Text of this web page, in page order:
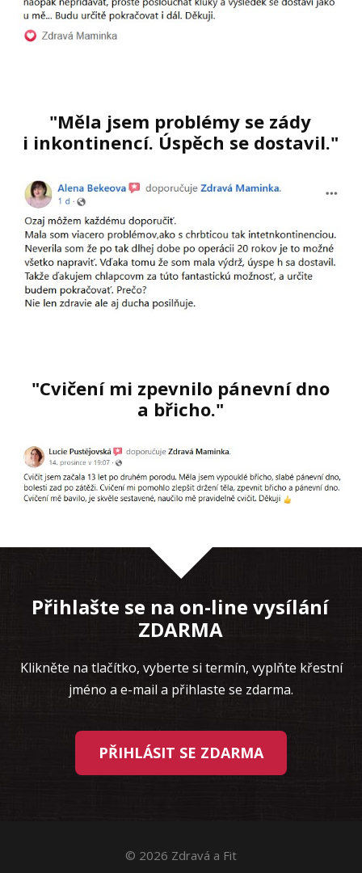
"Měla jsem problémy se zády
i inkontinencí. Úspěch se dostavil."
"Cvičení mi zpevnilo pánevní dno
a břicho."
Přihlašte se na on-line vysílání
ZDARMA
Klikněte na tlačítko, vyberte si termín, vyplňte křestní
jméno a e-mail a přihlaste se zdarma.
PŘIHLÁSIT SE ZDARMA
© 2026 Zdravá a Fit